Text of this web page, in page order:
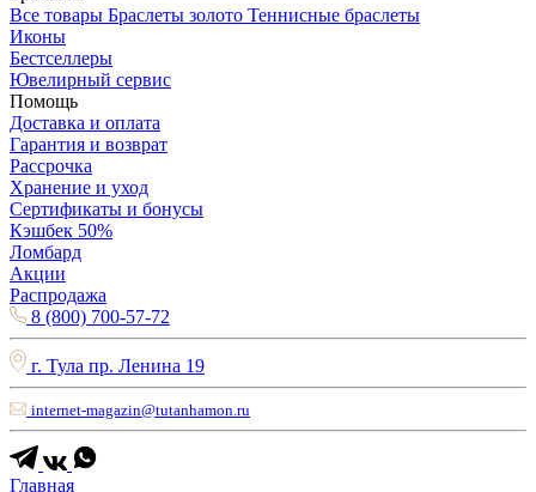
Все товары Браслеты золото Теннисные браслеты
Иконы
Бестселлеры
Ювелирный сервис
Помощь
Доставка и оплата
Гарантия и возврат
Рассрочка
Хранение и уход
Сертификаты и бонусы
Кэшбек 50%
Ломбард
Акции
Распродажа
8 (800) 700-57-72
г. Тула пр. Ленина 19
internet-magazin@tutanhamon.ru
Главная